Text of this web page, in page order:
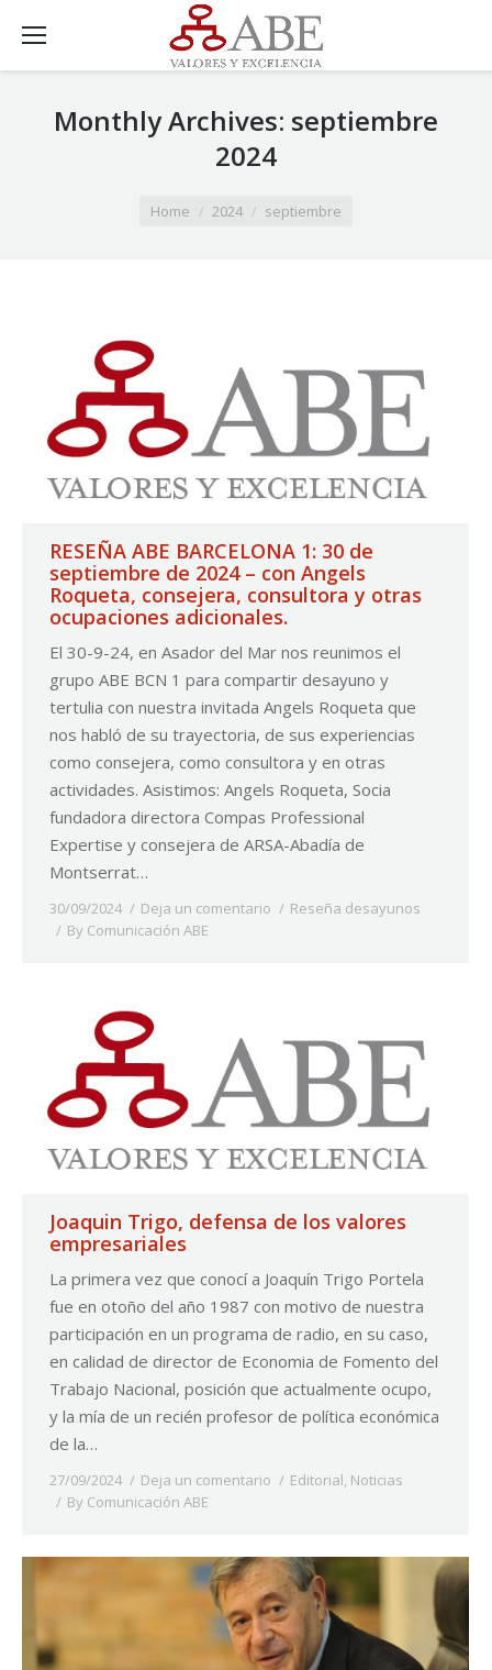
Monthly Archives: septiembre
2024
Home 2024 septiembre
RESEÑA ABE BARCELONA 1: 30 de
septiembre de 2024 – con Angels
Roqueta, consejera, consultora y otras
ocupaciones adicionales.
El 30-9-24, en Asador del Mar nos reunimos el
grupo ABE BCN 1 para compartir desayuno y
tertulia con nuestra invitada Angels Roqueta que
nos habló de su trayectoria, de sus experiencias
como consejera, como consultora y en otras
actividades. Asistimos: Angels Roqueta, Socia
fundadora directora Compas Professional
Expertise y consejera de ARSA-Abadía de
Montserrat…
30/09/2024 Deja un comentario
Reseña desayunos
By Comunicación ABE
Joaquin Trigo, defensa de los valores
empresariales
La primera vez que conocí a Joaquín Trigo Portela
fue en otoño del año 1987 con motivo de nuestra
participación en un programa de radio, en su caso,
en calidad de director de Economia de Fomento del
Trabajo Nacional, posición que actualmente ocupo,
y la mía de un recién profesor de política económica
de la…
27/09/2024 Deja un comentario Editorial, Noticias
By Comunicación ABE